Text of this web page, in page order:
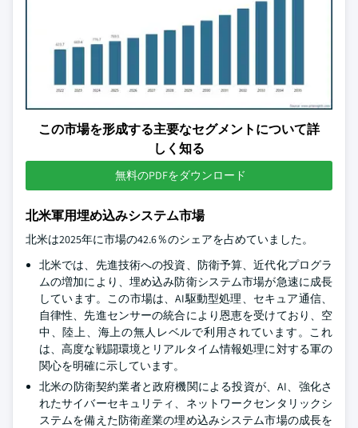
この市場を形成する主要なセグメントについて詳
しく知る
無料のPDFをダウンロード
北米軍用埋め込みシステム市場
北米は2025年に市場の42.6％のシェアを占めていました。
北米では、先進技術への投資、防衛予算、近代化プログラ
ムの増加により、埋め込み防衛システム市場が急速に成長
しています。この市場は、AI駆動型処理、セキュア通信、
自律性、先進センサーの統合により恩恵を受けており、空
中、陸上、海上の無人レベルで利用されています。これ
は、高度な戦闘環境とリアルタイム情報処理に対する軍の
関心を明確に示しています。
北米の防衛契約業者と政府機関による投資が、AI、強化さ
れたサイバーセキュリティ、ネットワークセンタリックシ
ステムを備えた防衛産業の埋め込みシステム市場の成長を